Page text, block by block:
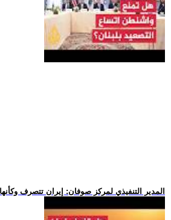
.. المدير التنفيذي لمركز صوفان: إيران تتصرف وكأنها